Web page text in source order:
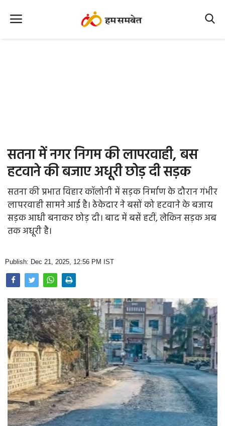
Office Office
Farm & Food
Opinion
Photo Gallery
Home
सतना में नगर निगम की लापरवाही, बस
हटवाने की बजाए अधूरी छोड़ दी सड़क
सतना की प्रभात विहार कॉलोनी में सड़क निर्माण के दौरान गंभीर
लापरवाही सामने आई है। ठेकेदार ने बसों को हटवाने के बजाय
सड़क आधी बनाकर छोड़ दी। बाद में बसें हटीं, लेकिन सड़क अब
तक अधूरी है।
Publish: Dec 21, 2025, 12:56 PM IST